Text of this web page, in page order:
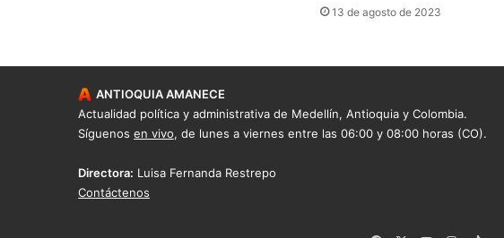
13 de agosto de 2023
ANTIOQUIA AMANECE
Actualidad política y administrativa de Medellín, Antioquia y Colombia.
Síguenos en vivo, de lunes a viernes entre las 06:00 y 08:00 horas (CO).
Directora: Luisa Fernanda Restrepo
Contáctenos